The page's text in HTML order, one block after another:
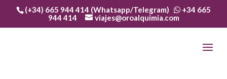
(+34) 665 944 414 (Whatsapp/Telegram)
+34 665
944 414
viajes@oroalquimia.com